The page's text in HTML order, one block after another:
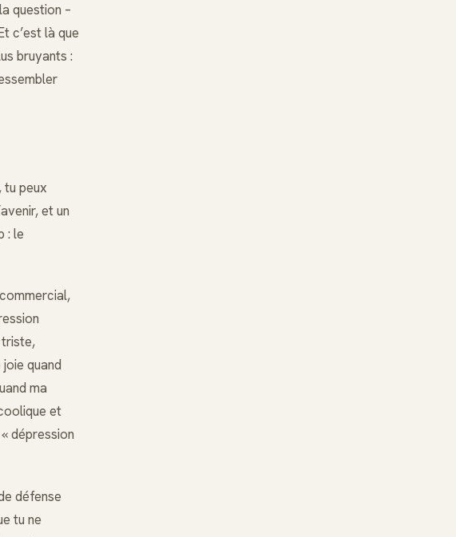
question –
c’est là que
bruyants :
tu peux
et un
: le
triste,
quand
ma
et
dépression
défense
tu ne